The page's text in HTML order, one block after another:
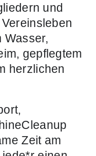
und
Wasser,
gepflegtem
herzlichen
Zeit am